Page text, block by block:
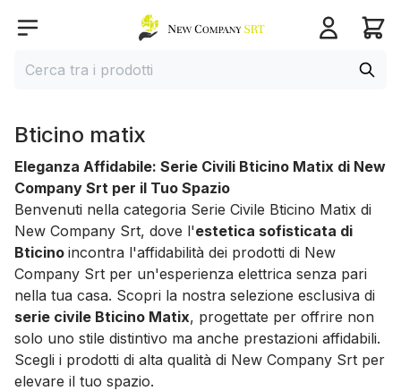
Open menu
Home page
Cerca
Bticino matix
Eleganza Affidabile: Serie Civili Bticino Matix di New
Company Srt per il Tuo Spazio
Benvenuti nella categoria Serie Civile Bticino Matix di
New Company Srt, dove l'estetica sofisticata di
Bticino incontra l'affidabilità dei prodotti di New
Company Srt per un'esperienza elettrica senza pari
nella tua casa. Scopri la nostra selezione esclusiva di
serie civile Bticino Matix, progettate per offrire non
solo uno stile distintivo ma anche prestazioni affidabili.
Scegli i prodotti di alta qualità di New Company Srt per
elevare il tuo spazio.